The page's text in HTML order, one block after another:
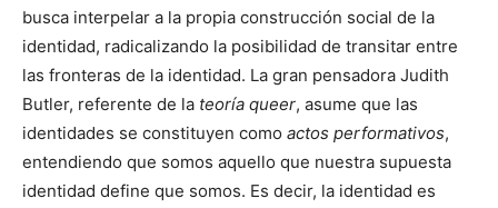
busca interpelar a la propia construcción social de la
identidad, radicalizando la posibilidad de transitar entre
las fronteras de la identidad. La gran pensadora Judith
Butler, referente de la teoría queer, asume que las
identidades se constituyen como actos performativos,
entendiendo que somos aquello que nuestra supuesta
identidad define que somos. Es decir, la identidad es